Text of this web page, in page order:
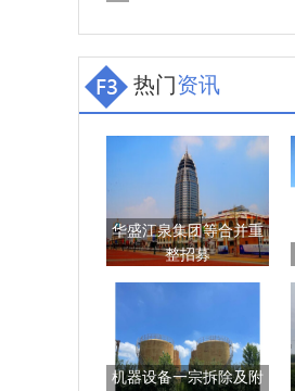
热门资讯
华盛江泉集团等合并重
整招募
机器设备一宗拆除及附